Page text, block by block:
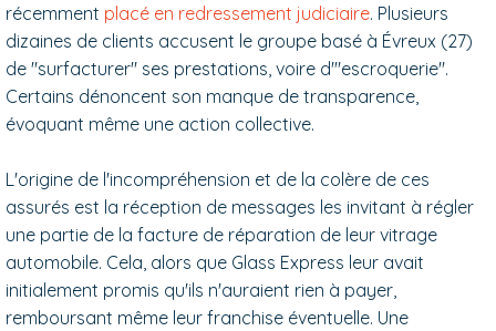
récemment placé en redressement judiciaire. Plusieurs
dizaines de clients accusent le groupe basé à Évreux (27)
de "surfacturer" ses prestations, voire d'"escroquerie".
Certains dénoncent son manque de transparence,
évoquant même une action collective.
L'origine de l'incompréhension et de la colère de ces
assurés est la réception de messages les invitant à régler
une partie de la facture de réparation de leur vitrage
automobile. Cela, alors que Glass Express leur avait
initialement promis qu'ils n'auraient rien à payer,
remboursant même leur franchise éventuelle. Une